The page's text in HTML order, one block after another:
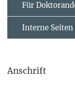
Für
Interne Seiten
Anschrift